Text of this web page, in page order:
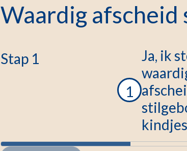
Waardig
Stap 1
1
Ja, ik
kindjes